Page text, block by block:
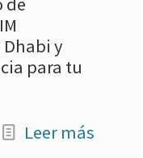
Dhabi y
para tu
Leer más